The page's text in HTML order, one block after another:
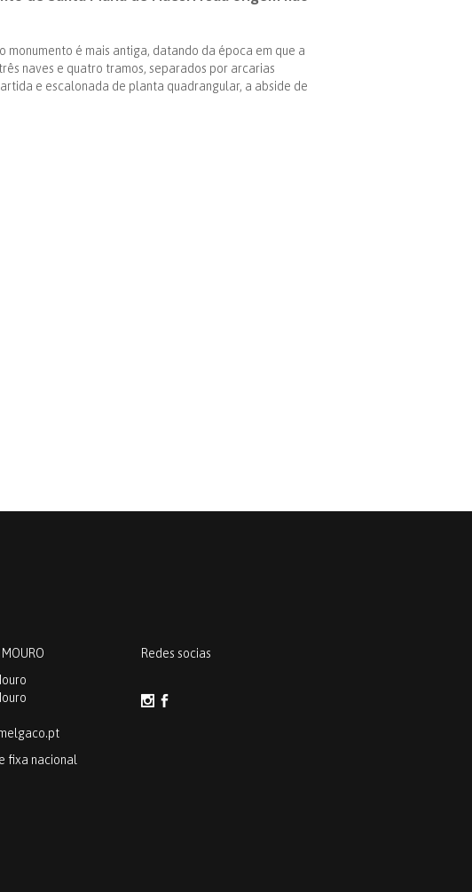
é mais antiga, datando da época em que a
naves e quatro tramos, separados por arcarias
e escalonada de planta quadrangular, a abside de
MOURO
fixa nacional
Redes socias